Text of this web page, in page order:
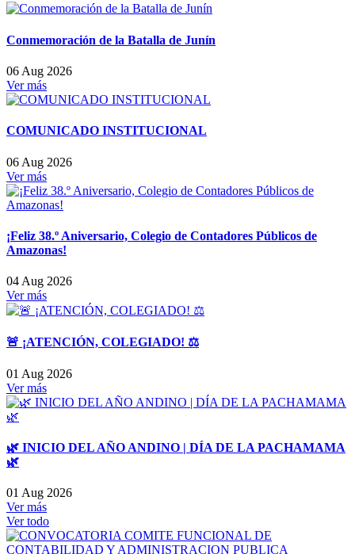
Conmemoración de la Batalla de Junín
06 Aug 2026
Ver más
COMUNICADO INSTITUCIONAL
06 Aug 2026
Ver más
¡Feliz 38.º Aniversario, Colegio de Contadores Públicos de
Amazonas!
04 Aug 2026
Ver más
🚨 ¡ATENCIÓN, COLEGIADO! ⚖️
01 Aug 2026
Ver más
🌿 INICIO DEL AÑO ANDINO | DÍA DE LA PACHAMAMA
🌿
01 Aug 2026
Ver más
Ver todo